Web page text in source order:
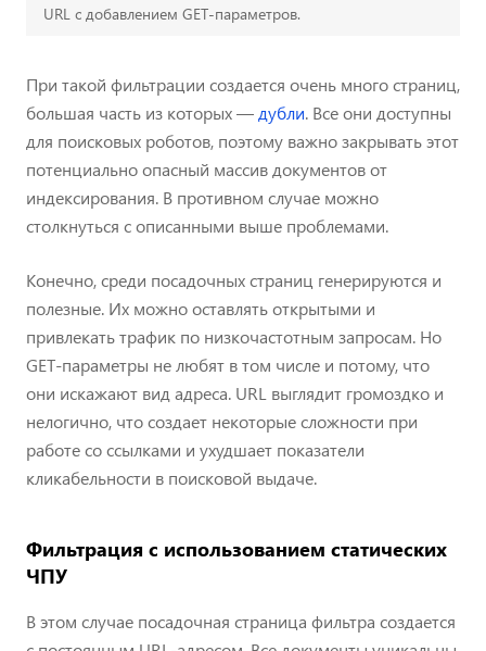
URL с добавлением GET-параметров.
При такой фильтрации создается очень много страниц,
большая часть из которых — дубли. Все они доступны
для поисковых роботов, поэтому важно закрывать этот
потенциально опасный массив документов от
индексирования. В противном случае можно
столкнуться с описанными выше проблемами.
Конечно, среди посадочных страниц генерируются и
полезные. Их можно оставлять открытыми и
привлекать трафик по низкочастотным запросам. Но
GET-параметры не любят в том числе и потому, что
они искажают вид адреса. URL выглядит громоздко и
нелогично, что создает некоторые сложности при
работе со ссылками и ухудшает показатели
кликабельности в поисковой выдаче.
Фильтрация с использованием статических
ЧПУ
В этом случае посадочная страница фильтра создается